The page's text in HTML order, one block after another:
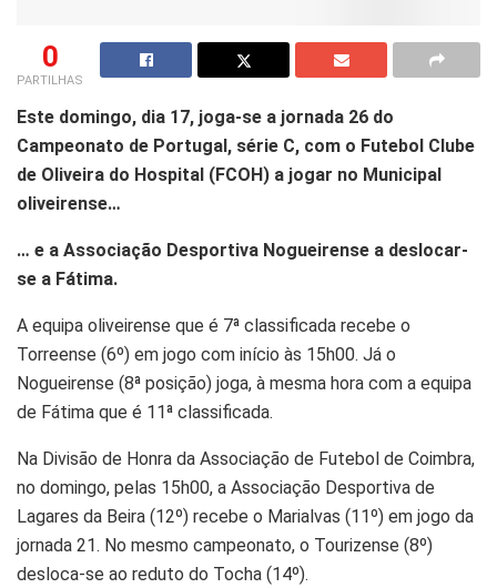
0
PARTILHAS
Este domingo, dia 17, joga-se a jornada 26 do
Campeonato de Portugal, série C, com o Futebol Clube
de Oliveira do Hospital (FCOH) a jogar no Municipal
oliveirense…
… e a Associação Desportiva Nogueirense a deslocar-
se a Fátima.
A equipa oliveirense que é 7ª classificada recebe o
Torreense (6º) em jogo com início às 15h00. Já o
Nogueirense (8ª posição) joga, à mesma hora com a equipa
de Fátima que é 11ª classificada.
Na Divisão de Honra da Associação de Futebol de Coimbra,
no domingo, pelas 15h00, a Associação Desportiva de
Lagares da Beira (12º) recebe o Marialvas (11º) em jogo da
jornada 21. No mesmo campeonato, o Tourizense (8º)
desloca-se ao reduto do Tocha (14º).